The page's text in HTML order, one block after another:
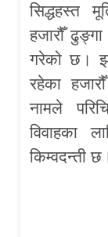
सिद्धहस्त
हजारौँ
गरेको छ।
रहेका
नामले
विवाहका
किम्वदन्ती